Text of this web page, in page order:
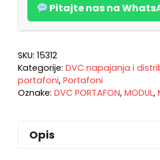
Pitajte nas na
SKU: 15312
Kategorije: DVC napajanja i
portafoni, Portafoni
Oznake: DVC PORTAFON, MODUL,
Opis